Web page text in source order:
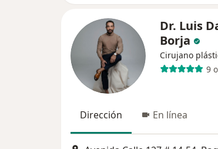
Dr. Luis
Borja
Cirujano
9
Dirección En línea